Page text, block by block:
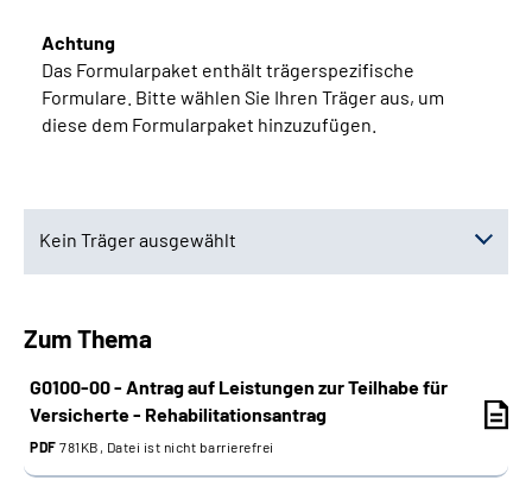
Mein Kundenportal
Achtung
Das Formularpaket enthält trägerspezifische
Formulare. Bitte wählen Sie Ihren Träger aus, um
diese dem Formularpaket hinzuzufügen.
Kein Träger ausgewählt
Westfalen
Hessen
Rheinland
Zum Thema
G0100-00 - Antrag auf Leistungen zur Teilhabe für
Versicherte - Rehabilitationsantrag
PDF 781KB, Datei ist nicht barrierefrei